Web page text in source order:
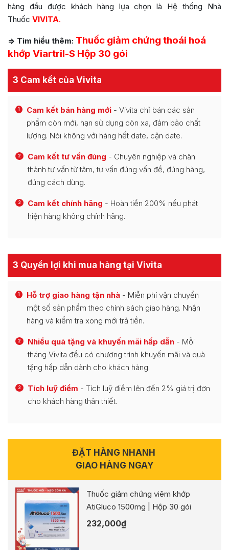
hàng đầu được khách hàng lựa chọn là Hệ thống Nhà
Thuốc VIVITA.
=> Tìm hiểu thêm: Thuốc giảm chứng thoái hoá
khớp Viartril-S Hộp 30 gói
3 Cam kết của Vivita
1 Cam kết bán hàng mới - Vivita chỉ bán các sản
phẩm còn mới, hạn sử dụng còn xa, đảm bảo chất
lượng. Nói không với hàng hết date, cận date.
2 Cam kết tư vấn đúng - Chuyên nghiệp và chân
thành tư vấn từ tâm, tư vấn đúng vấn đề, đúng hàng,
đúng cách dùng.
3 Cam kết chính hãng - Hoàn tiền 200% nếu phát
hiện hàng không chính hãng.
3 Quyền lợi khi mua hàng tại Vivita
1 Hỗ trợ giao hàng tận nhà - Miễn phí vận chuyển
một số sản phẩm theo chính sách giao hàng. Nhận
hàng và kiểm tra xong mới trả tiền.
2 Nhiều quà tặng và khuyến mãi hấp dẫn - Mỗi
tháng Vivita đều có chương trình khuyến mãi và quà
tặng hấp dẫn dành cho khách hàng.
3 Tích luỹ điểm - Tích luỹ điểm lên đến 2% giá trị đơn
cho khách hàng thân thiết.
ĐẶT HÀNG NHANH
GIAO HÀNG NGAY
Thuốc giảm chứng viêm khớp
AtiGluco 1500mg | Hộp 30 gói
232,000₫